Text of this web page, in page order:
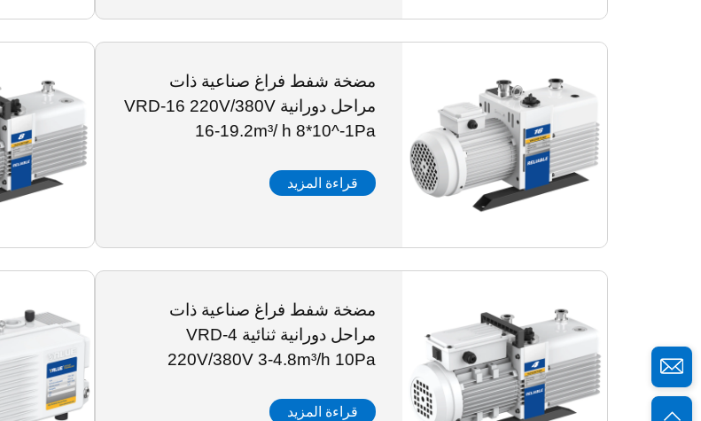
مضخة شفط فراغ صناعية ذات
مراحل دورانية VRD-16 220V/380V
16-19.2m³/ h 8*10^-1Pa
قراءة المزيد
مضخة شفط فراغ صناعية ذات
مراحل دورانية ثنائية VRD-4
220V/380V 3-4.8m³/h 10Pa
قراءة المزيد